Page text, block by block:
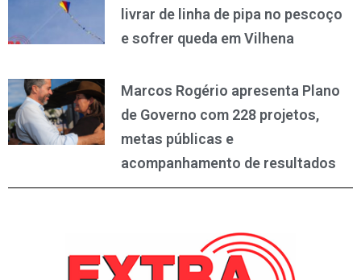
livrar de linha de pipa no pescoço
e sofrer queda em Vilhena
Marcos Rogério apresenta Plano
de Governo com 228 projetos,
metas públicas e
acompanhamento de resultados